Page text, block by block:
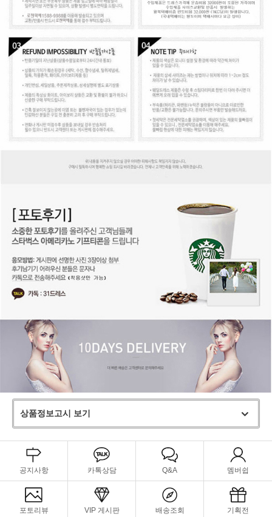
상품정보고시 보기
공지사항 카톡상담 Q&A 멤버쉽
포토리뷰 VIP 게시판 배송조회 기획전